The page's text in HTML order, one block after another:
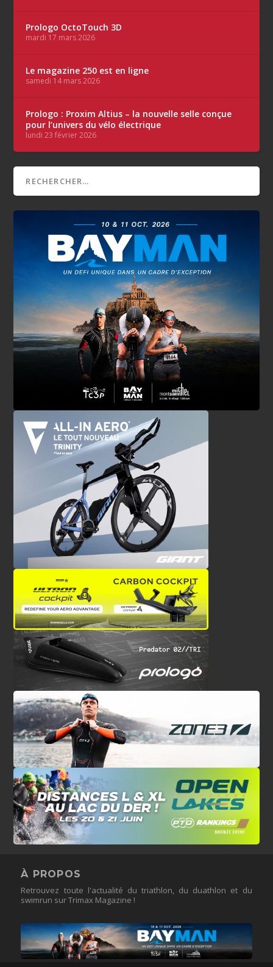
Prologo OctoTouch 3D
mardi 17 mars 2026
Le magazine 250 est en ligne
samedi 14 mars 2026
Prologo : Proxim Altius – la nouvelle selle conçue
pour l’univers du vélo électrique
lundi 23 février 2026
À PROPOS
Retrouvez toute l'actualité du triathlon, du duathlon et du
swimrun sur Trimax Magazine !